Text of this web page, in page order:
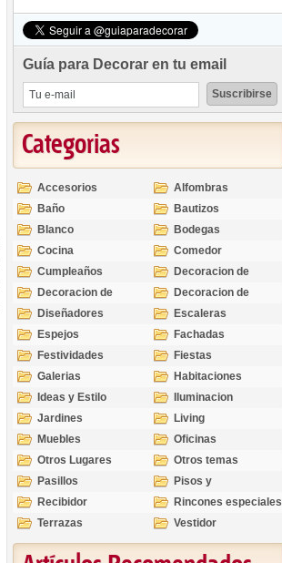
Guía para Decorar en tu email
Categorias
Accesorios
Alfombras
Baño
Bautizos
Blanco
Bodegas
Cocina
Comedor
Cumpleaños
Decoracion de
Exteriores
Decoracion de
Interiores
Decoracion de
Ocasiones
Diseñadores
Escaleras
Espejos
Fachadas
Festividades
Fiestas
Galerias
Habitaciones
Ideas y Estilo
Iluminacion
Jardines
Living
Muebles
Oficinas
Otros Lugares
Otros temas
Pasillos
Pisos y
revestimientos
Recibidor
Rincones especiales
Terrazas
Vestidor